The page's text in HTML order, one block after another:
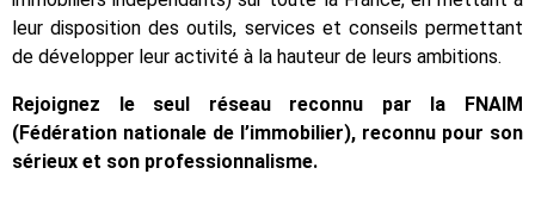
leur disposition des outils, services et conseils permettant
de développer leur activité à la hauteur de leurs ambitions.
Rejoignez le seul réseau reconnu par la FNAIM
(Fédération nationale de l’immobilier), reconnu pour son
sérieux et son professionnalisme.